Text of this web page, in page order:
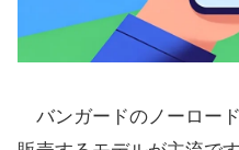
バンガードのノーロー